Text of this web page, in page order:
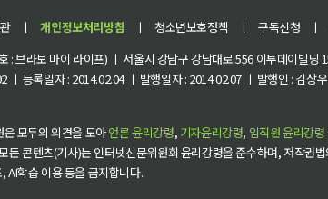
ㅣ 개인정보처리방침 ㅣ 청소년보호정책 ㅣ 구독신청 ㅣ
: 브라보 마이 라이프) ㅣ 서울시 강남구 강남대로 556 이투데이빌
ㅣ 등록일자 : 2014.02.04 ㅣ 발행일자 : 2014.02.07 ㅣ 발행인 : 김상
모두의 의견을 모아언론 윤리강령, 기자윤리강령, 임직원 윤리강령
든 콘텐츠(기사)는 인터넷신문위원회 윤리강령을 준수하며, 저작권
AI학습 이용 등을 금지합니다.